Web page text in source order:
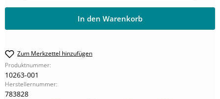
In den Warenkorb
Zum Merkzettel hinzufügen
Produktnummer:
10263-001
Herstellernummer:
783828